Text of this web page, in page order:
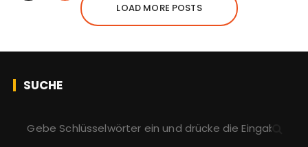
LOAD MORE POSTS
SUCHE